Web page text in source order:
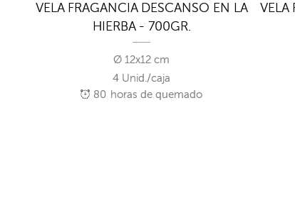
VELA FRAGANCIA DESCANSO EN LA
HIERBA - 700GR.
Ø 12x12 cm
4 Unid./caja
80 horas de quemado
VELA